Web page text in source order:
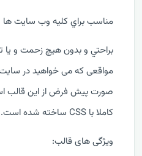
مناسب براي کليه وب سايت ها
براحتي و بدون هيچ زحمت و يا
مواقعی که می خواهید در سایت
صورت پیش فرض از این قالب
کاملا با CSS ساخته شده است.
ویژگی های قالب: